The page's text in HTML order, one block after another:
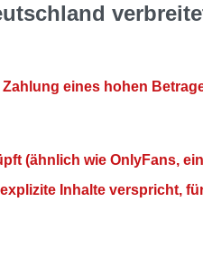
eines hohen
(ähnlich wie OnlyFans,
Inhalte verspricht,